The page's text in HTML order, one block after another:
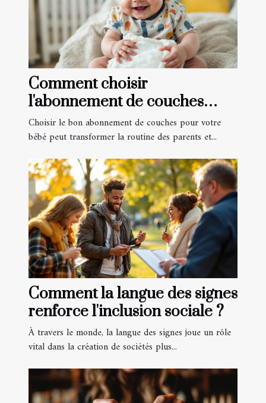
Comment choisir
l'abonnement de couches
idéal pour votre bébé?
Choisir le bon abonnement de couches pour votre
bébé peut transformer la routine des parents et...
Comment la langue des signes
renforce l'inclusion sociale ?
À travers le monde, la langue des signes joue un rôle
vital dans la création de sociétés plus...